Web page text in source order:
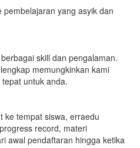
yang asyik dan
skill dan pengalaman.
memungkinkan kami
untuk anda.
ke tempat siswa, erraedu
record, materi
awal pendaftaran hingga ketika